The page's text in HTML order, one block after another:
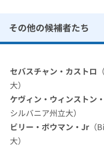
その他の候補者たち
セバスチャン・カストロ
大）
ケヴィン・ウィンストン
シルバニア州立大）
ビリー・ボウマン・Jr
大）